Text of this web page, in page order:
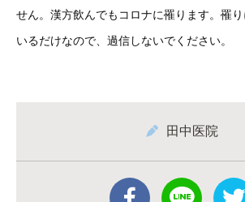
せん。漢方飲んでもコロナに罹ります。罹
いるだけなので、過信しないでください。
田中医院